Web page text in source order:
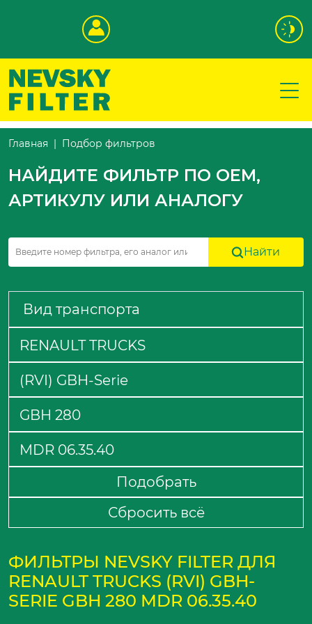
Главная Подбор фильтров
НАЙДИТЕ ФИЛЬТР ПО OEM,
АРТИКУЛУ ИЛИ АНАЛОГУ
Найти
Подобрать
Сбросить всё
ФИЛЬТРЫ NEVSKY FILTER ДЛЯ
RENAULT TRUCKS (RVI) GBH-
SERIE GBH 280 MDR 06.35.40